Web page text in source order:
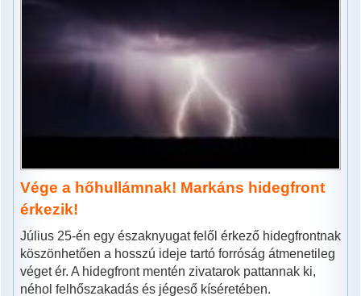
Vége a hőhullámnak! Markáns hidegfront
érkezik!
Július 25-én egy északnyugat felől érkező hidegfrontnak
köszönhetően a hosszú ideje tartó forróság átmenetileg
véget ér. A hidegfront mentén zivatarok pattannak ki,
néhol felhőszakadás és jégeső kíséretében.